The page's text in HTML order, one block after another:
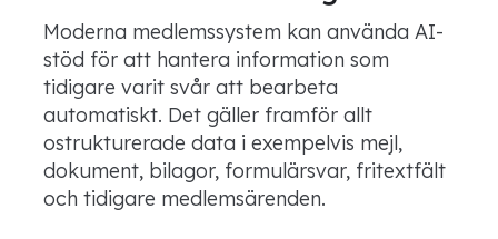
Moderna medlemssystem kan använda AI-
stöd för att hantera information som
tidigare varit svår att bearbeta
automatiskt. Det gäller framför allt
ostrukturerade data i exempelvis mejl,
dokument, bilagor, formulärsvar, fritextfält
och tidigare medlemsärenden.